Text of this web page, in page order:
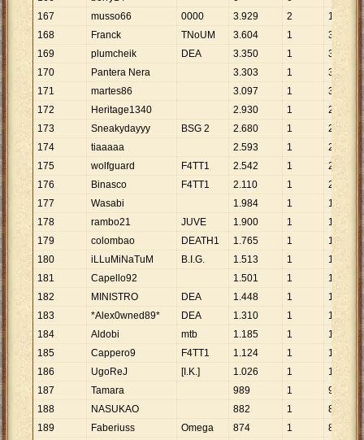
167
musso66 0000 3.929 2 1
965
168
Franck TNoUM 3.604 1 3 604
169
plumcheik DEA 3.350 1 3
350
170
Pantera Nera 3.303 1 3 .303
171
martes86 3.097 1 3
097
172
Heritage1340 2.930 1 2
173
Sneakydayyy BSG 2 2.680 1 2 .680
174
tiaaaaa 2.593 1 2
593
175
wolfguard F4TT1 2.542 1 2
176
Binasco F4TT1 2.110 1 2
110
177
Wasabi 1.984 1 1
178
rambo21 JUVE 1.900 1 1
179
colombao DEATH1 1.765 1 1 .765
180
iLLuMiNaTuM B.I.G. 1.513 1 1
513
181
Capello92 1.501 1 1 501
182
MINISTRO DEA 1.448 1 1
183
*Alex0wned89* DEA 1.310 1 1 .310
184
Aldobi mtb 1.185 1 1
185
185
Cappero9 F4TT1 1.124 1 1
186
UgoReJ [I.K.] 1.026 1 1 .026
187
Tamara 989 1
989
188
NASUKAO 882 1
882
189
Faberiuss Omega 874 1
874